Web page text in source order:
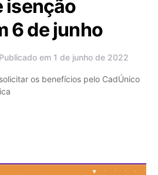
isenção
6 de junho
Publicado em 1 de junho de 2022
os benefícios pelo CadÚnico